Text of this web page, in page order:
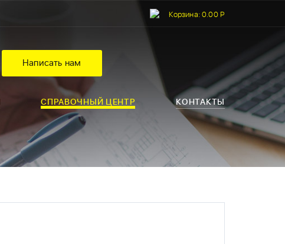
Корзина: 0.00 Р
Написать нам
СПРАВОЧНЫЙ ЦЕНТР КОНТАКТЫ